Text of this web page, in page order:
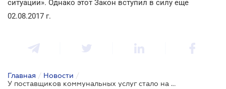
ситуации». Однако этот Закон вступил в силу еще
02.08.2017 г.
Главная / Новости /
У поставщиков коммунальных услуг стало на одну проблему меньше